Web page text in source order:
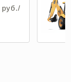
руб./